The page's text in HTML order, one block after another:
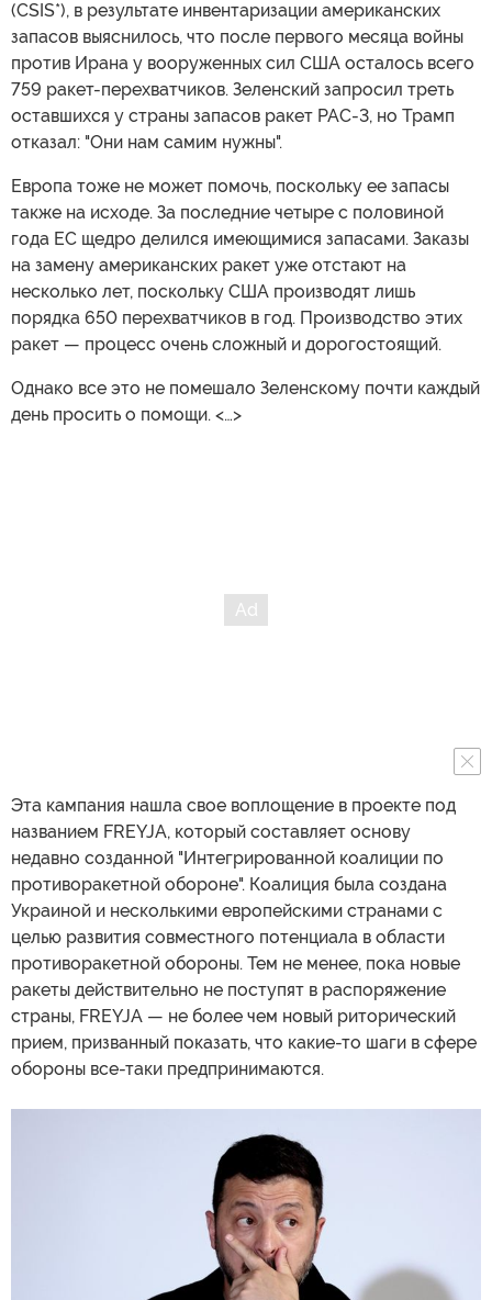
(CSIS*), в результате инвентаризации американских
запасов выяснилось, что после первого месяца войны
против Ирана у вооруженных сил США осталось всего
759 ракет-перехватчиков. Зеленский запросил треть
оставшихся у страны запасов ракет PAC-3, но Трамп
отказал: "Они нам самим нужны".
Европа тоже не может помочь, поскольку ее запасы
также на исходе. За последние четыре с половиной
года ЕС щедро делился имеющимися запасами. Заказы
на замену американских ракет уже отстают на
несколько лет, поскольку США производят лишь
порядка 650 перехватчиков в год. Производство этих
ракет — процесс очень сложный и дорогостоящий.
Однако все это не помешало Зеленскому почти каждый
день просить о помощи. <…>
Эта кампания нашла свое воплощение в проекте под
названием FREYJA, который составляет основу
недавно созданной "Интегрированной коалиции по
противоракетной обороне". Коалиция была создана
Украиной и несколькими европейскими странами с
целью развития совместного потенциала в области
противоракетной обороны. Тем не менее, пока новые
ракеты действительно не поступят в распоряжение
страны, FREYJA — не более чем новый риторический
прием, призванный показать, что какие-то шаги в сфере
обороны все-таки предпринимаются.